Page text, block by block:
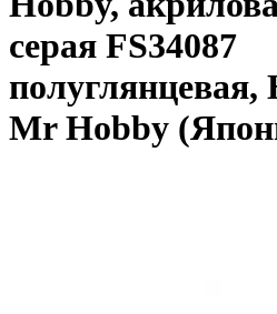
серая FS34087
полуглянцевая,
Mr Hobby